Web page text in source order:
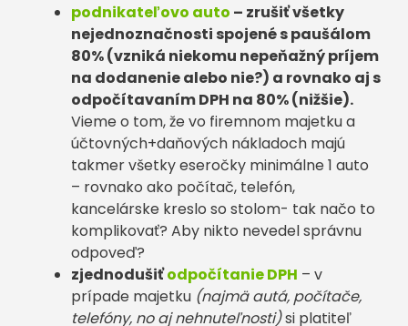
podnikateľovo auto – zrušiť všetky
nejednoznačnosti spojené s paušálom
80% (vzniká niekomu nepeňažný príjem
na dodanenie alebo nie?) a rovnako aj s
odpočítavaním DPH na 80% (nižšie).
Vieme o tom, že vo firemnom majetku a
účtovných+daňových nákladoch majú
takmer všetky eseročky minimálne 1 auto
– rovnako ako počítač, telefón,
kancelárske kreslo so stolom- tak načo to
komplikovať? Aby nikto nevedel správnu
odpoveď?
zjednodušiťodpočítanie DPH – v
prípade majetku (najmä autá, počítače,
telefóny, no aj nehnuteľnosti)si platiteľ